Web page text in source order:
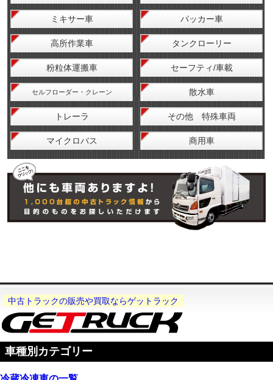
ミキサー車 パッカー車
高所作業車 タンクローリー
粉粒体運搬車 セーフティ/車載
セルフローダー・クレーン 散水車
トレーラ その他 特殊車両
マイクロバス 商用車
中古トラックの販売や買取ならゲットラック
車種別カテゴリー